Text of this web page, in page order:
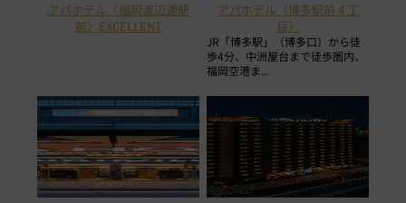
アパホテル〈福岡渡辺通駅
前〉EXCELLENT
アパホテル〈博多駅前４丁
目〉
JR「博多駅」（博多口）から徒
歩4分、中洲屋台まで徒歩圏内、
福岡空港ま...